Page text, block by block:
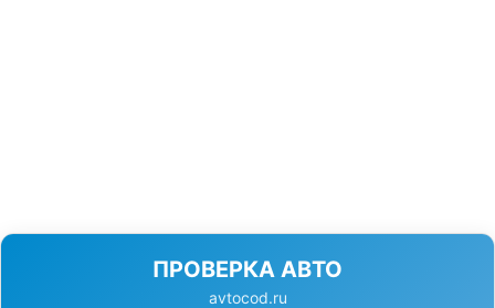
ПРОВЕРКА АВТО
avtocod.ru